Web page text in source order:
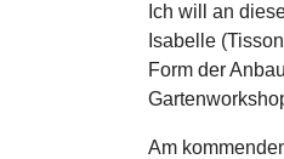
Ich will an
Isabelle
Form der
Am